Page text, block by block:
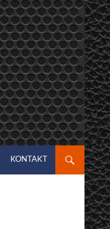
KONTAKT